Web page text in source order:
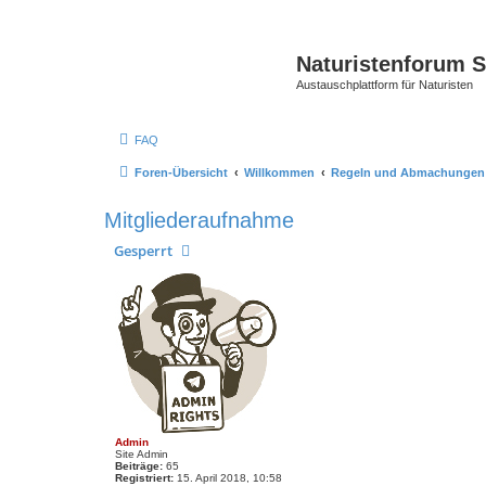
Naturistenforum
Austauschplattform für Naturisten
FAQ
Foren-Übersicht Willkommen Regeln und Abmachungen
Mitgliederaufnahme
Gesperrt
Admin
Site Admin
Beiträge: 65
Registriert: 15. April 2018, 10:58